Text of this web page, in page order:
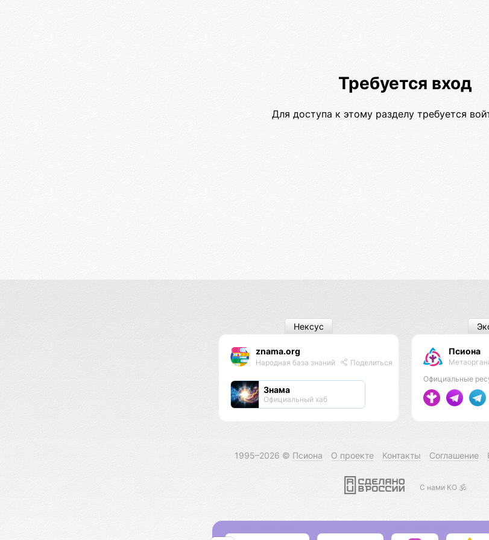
Требуется вход
Для доступа к этому разделу требуется
znama.org
Народная база знаний Поделиться
Знама
Официальный хаб
Нексус
Псиона
Официальные
1995–2026 © Псиона О проекте Контакты Соглашение
С нами КО 🕉️